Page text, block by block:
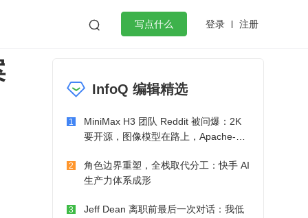
 写点什么 登录 注册
作
微服务架构 flutter
InfoQ 编辑精选
1
MiniMax H3 团队 Reddit 被问爆：2K
要开源，图像模型在路上，Apache-2.0
2
角色边界重塑，全栈取代分工：快手 AI
生产力体系成形
3
Jeff Dean 离职前最后一次对话：我低